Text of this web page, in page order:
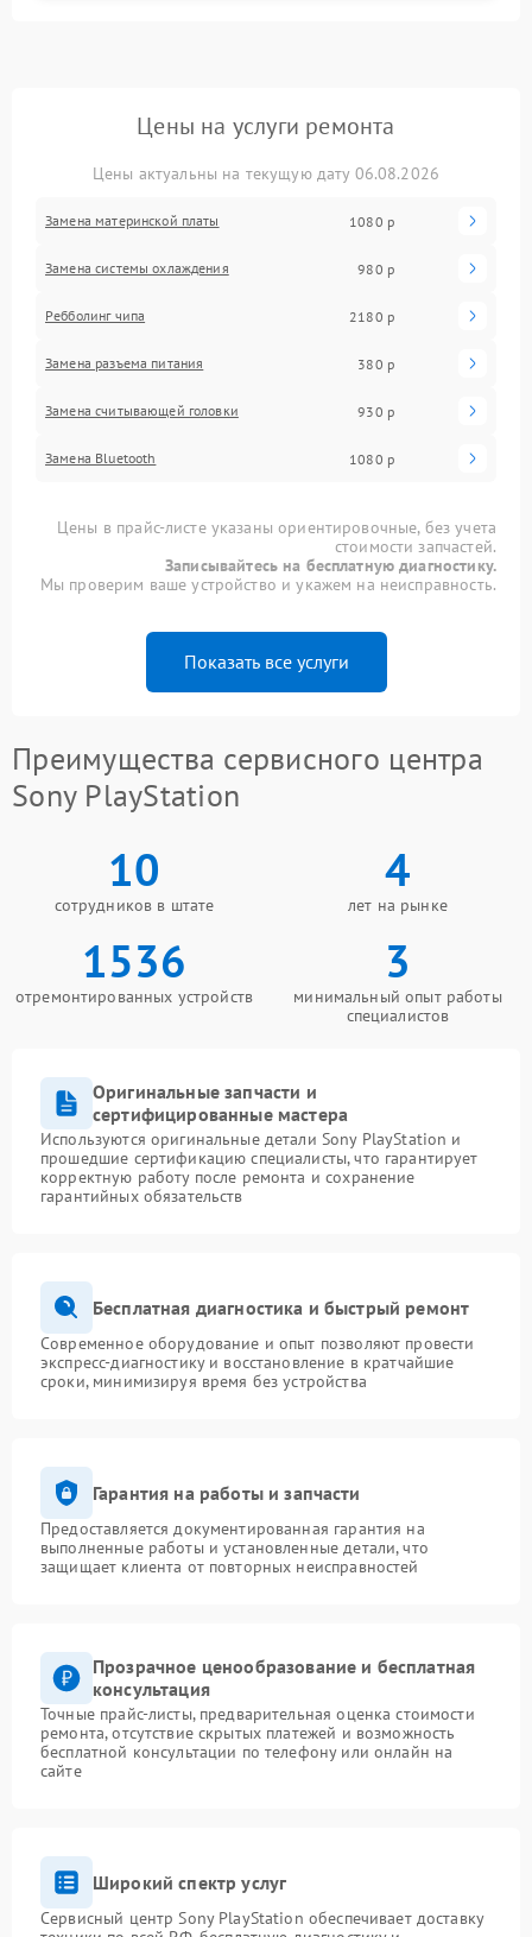
Цены на услуги ремонта
Цены актуальны на текущую дату 06.08.2026
Замена материнской платы 1080 р
Замена системы охлаждения 980 р
Ребболинг чипа 2180 р
Замена разъема питания 380 р
Замена считывающей головки 930 р
Замена Bluetooth 1080 р
Цены в прайс-листе указаны ориентировочные, без учета
стоимости запчастей.
Записывайтесь на бесплатную диагностику.
Мы проверим ваше устройство и укажем на неисправность.
Показать все услуги
Преимущества сервисного центра
Sony PlayStation
10
сотрудников в штате
4
лет на рынке
1536
отремонтированных устройств
3
минимальный опыт работы
специалистов
Оригинальные запчасти и
сертифицированные мастера
Используются оригинальные детали Sony PlayStation и
прошедшие сертификацию специалисты, что гарантирует
корректную работу после ремонта и сохранение
гарантийных обязательств
Бесплатная диагностика и быстрый ремонт
Современное оборудование и опыт позволяют провести
экспресс-диагностику и восстановление в кратчайшие
сроки, минимизируя время без устройства
Гарантия на работы и запчасти
Предоставляется документированная гарантия на
выполненные работы и установленные детали, что
защищает клиента от повторных неисправностей
Прозрачное ценообразование и бесплатная
консультация
Точные прайс-листы, предварительная оценка стоимости
ремонта, отсутствие скрытых платежей и возможность
бесплатной консультации по телефону или онлайн на
сайте
Широкий спектр услуг
Сервисный центр Sony PlayStation обеспечивает доставку